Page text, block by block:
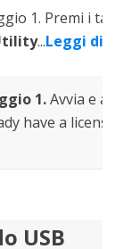
1. Premi i tasti
...Leggi di più
1.Avvia e
have a license"
USB